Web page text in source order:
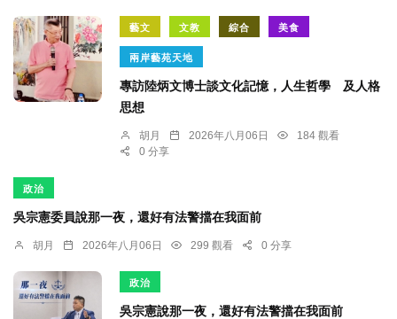
藝文 文教 綜合 美食
兩岸藝苑天地
專訪陸炳文博士談文化記憶，人生哲學 及人格
思想
胡月 2026年八月06日
184 觀看
0 分享
政治
吳宗憲委員說那一夜，還好有法警擋在我面前
胡月 2026年八月06日 299 觀看 0 分享
政治
吳宗憲說那一夜，還好有法警擋在我面前